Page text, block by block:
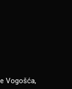
Vogošća,